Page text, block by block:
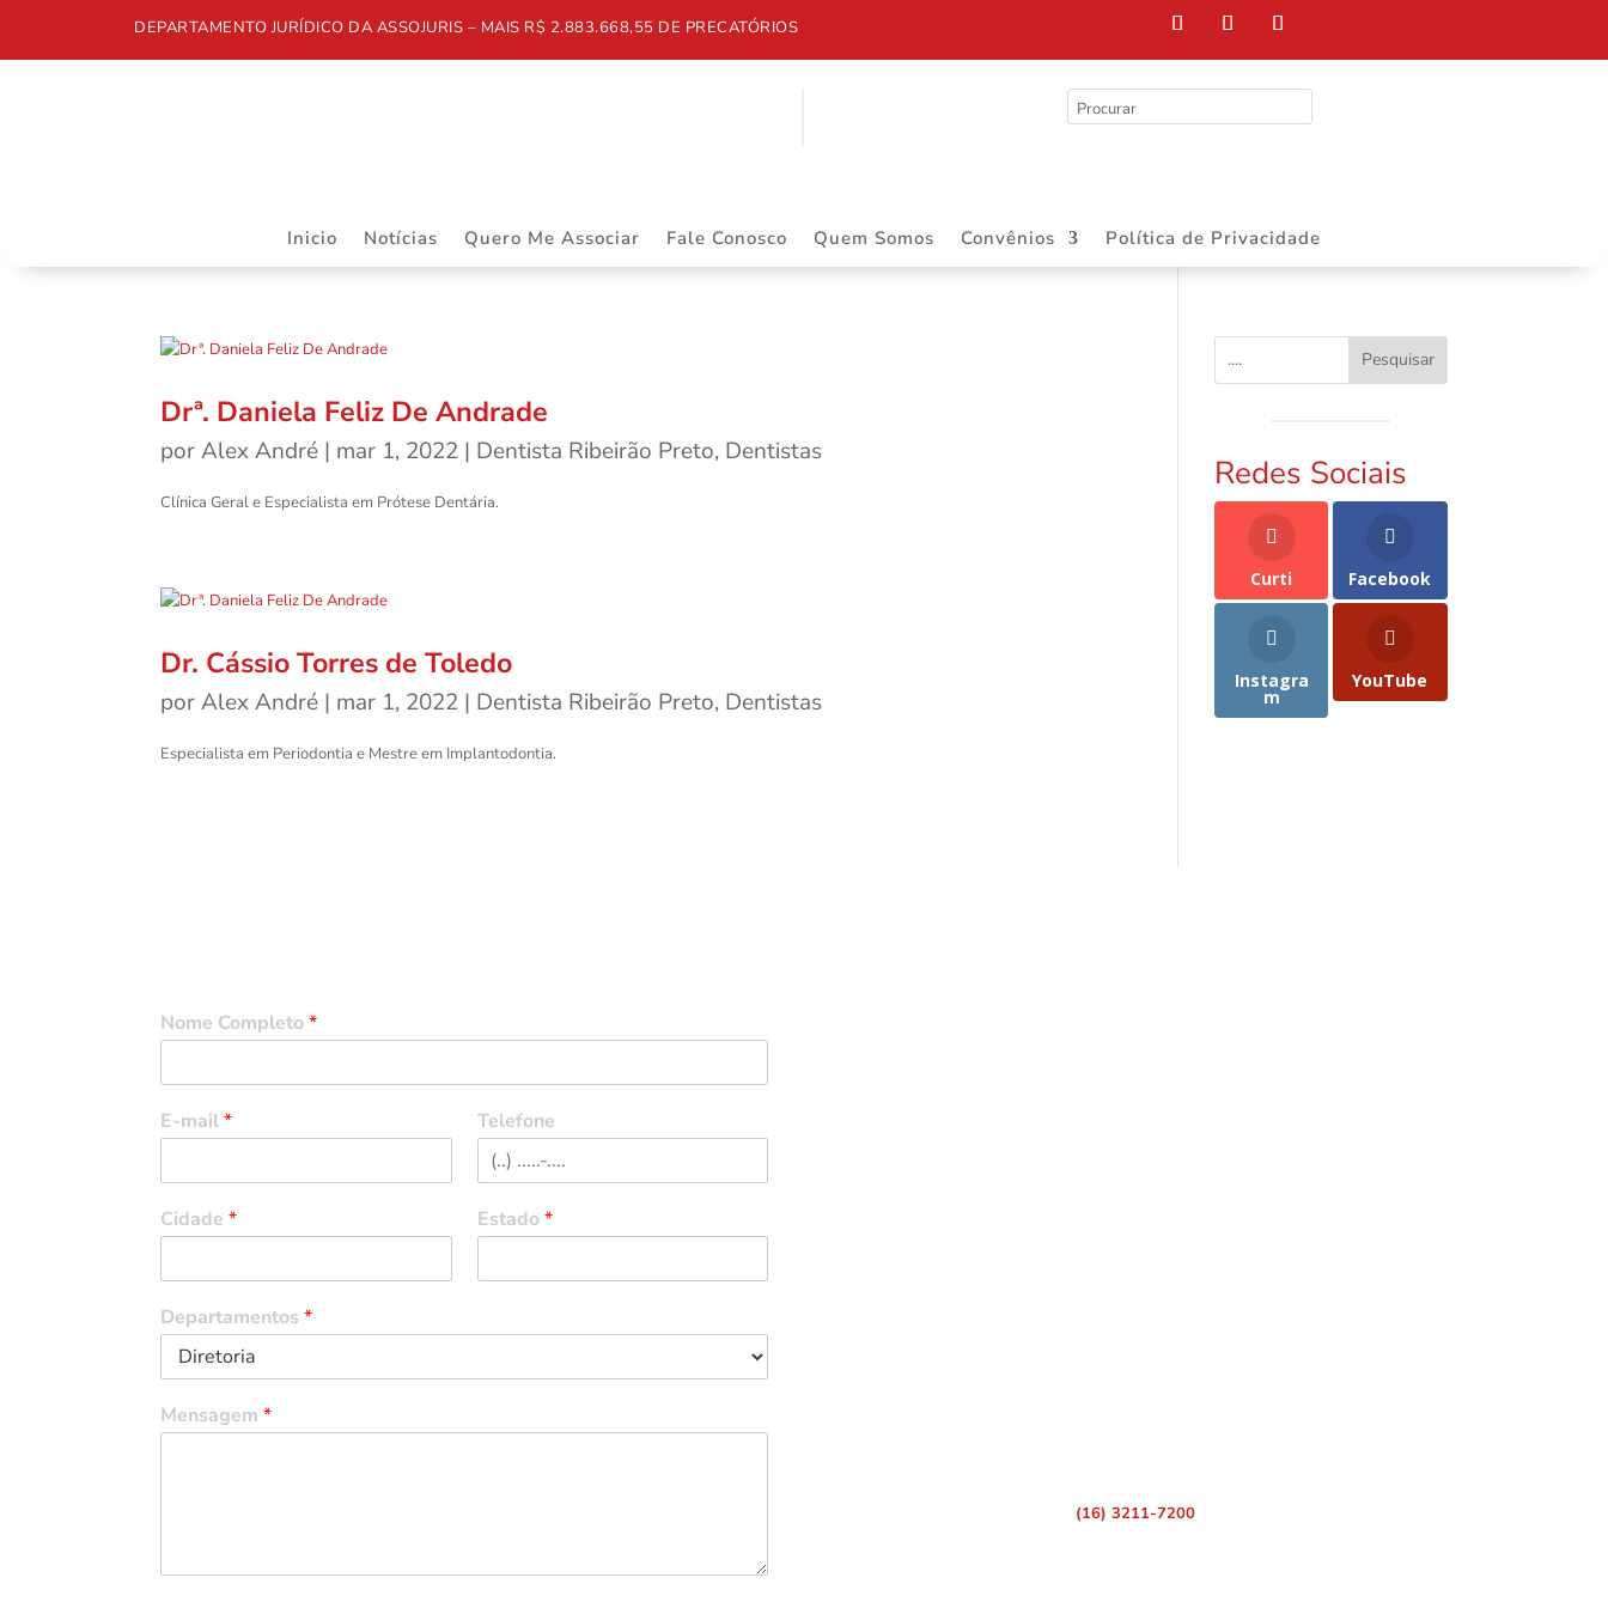
DEPARTAMENTO JURÍDICO DA ASSOJURIS – MAIS R$ 2.883.668,55 DE PRECATÓRIOS
Inicio Notícias Quero Me Associar Fale Conosco Quem Somos Convênios Política de Privacidade
Drª. Daniela Feliz De Andrade
porAlex André | mar 1, 2022 | Dentista Ribeirão Preto, Dentistas
Clínica Geral e Especialista em Prótese Dentária.
Dr. Cássio Torres de Toledo
porAlex André | mar 1, 2022 | Dentista Ribeirão Preto, Dentistas
Especialista em Periodontia e Mestre em Implantodontia.
Pesquisar
Redes Sociais
Curti Facebook
Instagra
m
YouTube
Nome Completo*
E-mail* Telefone
Cidade* Estado*
Departamentos*
Mensagem*
(16) 3211-7200